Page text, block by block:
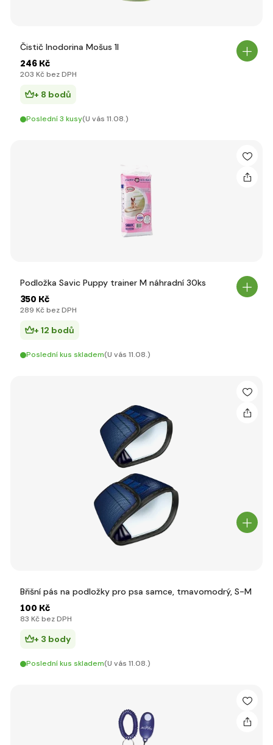
Čistič Inodorina Mošus 1l
246 Kč
203 Kč bez DPH
+ 8 bodů
Poslední 3 kusy(U vás 11.08.)
Podložka Savic Puppy trainer M náhradní 30ks
350 Kč
289 Kč bez DPH
+ 12 bodů
Poslední kus skladem(U vás 11.08.)
Břišní pás na podložky pro psa samce, tmavomodrý, S-M
100 Kč
83 Kč bez DPH
+ 3 body
Poslední kus skladem(U vás 11.08.)